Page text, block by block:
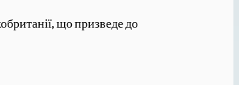
що призведе до